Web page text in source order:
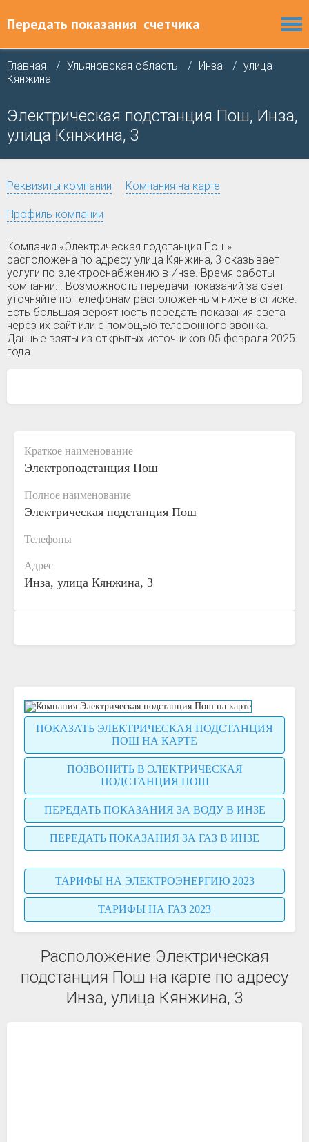
Передать показания счетчика
Главная Ульяновская область Инза
улица
Кянжина
Электрическая подстанция Пош, Инза,
улица Кянжина, 3
Реквизиты компании Компания на карте
Профиль компании
Компания «Электрическая подстанция Пош»
расположена по адресу улица Кянжина, 3 оказывает
услуги по электроснабжению в Инзе. Время работы
компании: . Возможность передачи показаний за свет
уточняйте по телефонам расположенным ниже в списке.
Есть большая вероятность передать показания света
через их сайт или с помощью телефонного звонка.
Данные взяты из открытых источников 05 февраля 2025
года.
Краткое наименование
Электроподстанция Пош
Полное наименование
Электрическая подстанция Пош
Телефоны
Адрес
Инза, улица Кянжина, 3
ПОКАЗАТЬ ЭЛЕКТРИЧЕСКАЯ ПОДСТАНЦИЯ
ПОШ НА КАРТЕ
ПОЗВОНИТЬ В ЭЛЕКТРИЧЕСКАЯ
ПОДСТАНЦИЯ ПОШ
ПЕРЕДАТЬ ПОКАЗАНИЯ ЗА ВОДУ В ИНЗЕ
ПЕРЕДАТЬ ПОКАЗАНИЯ ЗА ГАЗ В ИНЗЕ
ТАРИФЫ НА ЭЛЕКТРОЭНЕРГИЮ 2023
ТАРИФЫ НА ГАЗ 2023
Расположение Электрическая
подстанция Пош на карте по адресу
Инза, улица Кянжина, 3